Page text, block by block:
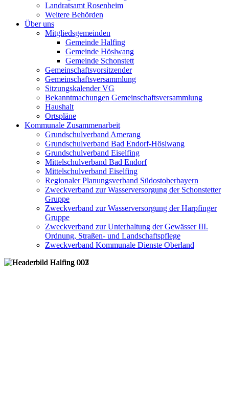
Landratsamt Rosenheim
Weitere Behörden
Über uns
Mitgliedsgemeinden
Gemeinde Halfing
Gemeinde Höslwang
Gemeinde Schonstett
Gemeinschaftsvorsitzender
Gemeinschaftsversammlung
Sitzungskalender VG
Bekanntmachungen Gemeinschaftsversammlung
Haushalt
Ortspläne
Kommunale Zusammenarbeit
Grundschulverband Amerang
Grundschulverband Bad Endorf-Höslwang
Grundschulverband Eiselfing
Mittelschulverband Bad Endorf
Mittelschulverband Eiselfing
Regionaler Planungsverband Südostoberbayern
Zweckverband zur Wasserversorgung der Schonstetter
Gruppe
Zweckverband zur Wasserversorgung der Harpfinger
Gruppe
Zweckverband zur Unterhaltung der Gewässer III.
Ordnung, Straßen- und Landschaftspflege
Zweckverband Kommunale Dienste Oberland